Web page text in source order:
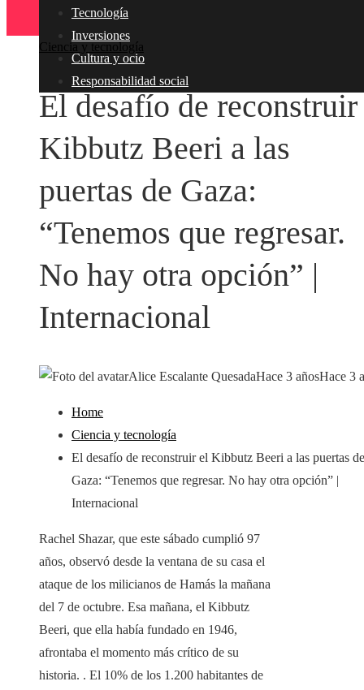
Tecnología
Inversiones
Cultura y ocio
Responsabilidad social
Ciencia y tecnología
El desafío de
Kibbutz Beeri a las
puertas de Gaza:
“Tenemos que regresar.
No hay otra opción” |
Internacional
Alice Escalante QuesadaHace 3 añosHace 3
Home
Ciencia y tecnología
El desafío de reconstruir el Kibbutz Beeri a las puertas de
Gaza: “Tenemos que regresar. No hay otra opción” |
Internacional
Rachel Shazar, que este sábado cumplió 97
años, observó desde la ventana de su casa el
ataque de los milicianos de Hamás la mañana
del 7 de octubre. Esa mañana, el Kibbutz
Beeri, que ella había fundado en 1946,
afrontaba el momento más crítico de su
historia. . El 10% de los 1.200 habitantes de